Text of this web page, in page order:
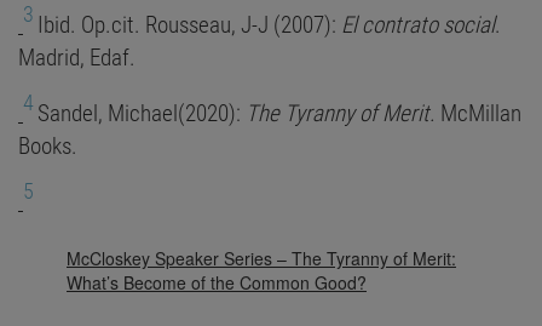
3 Ibid. Op.cit. Rousseau, J-J (2007): El contrato social.
Madrid, Edaf.
4 Sandel, Michael(2020): The Tyranny of Merit. McMillan
Books.
5
McCloskey Speaker Series – The Tyranny of Merit:
What’s Become of the Common Good?